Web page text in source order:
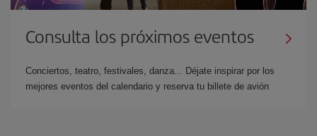
Consulta los próximos eventos
Conciertos, teatro, festivales, danza... Déjate inspirar por los
mejores eventos del calendario y reserva tu billete de avión